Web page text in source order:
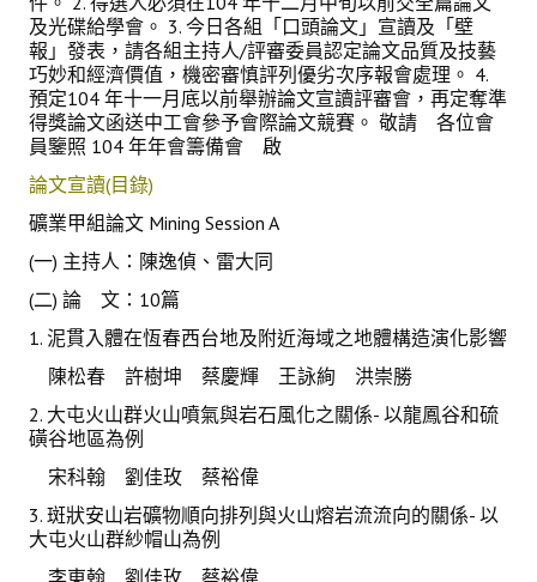
及光碟給學會。 3. 今日各組「口頭論文」宣讀及「壁
報」發表，請各組主持人/評審委員認定論文品質及技藝
巧妙和經濟價值，機密審慎評列優劣次序報會處理。 4.
預定104 年十一月底以前舉辦論文宣讀評審會，再定奪準
得獎論文函送中工會參予會際論文競賽。 敬請 各位會
員鑒照 104 年年會籌備會 啟
論文宣讀(目錄)
礦業甲組論文 Mining Session A
(一) 主持人：陳逸偵、雷大同
(二) 論 文：10篇
1. 泥貫入體在恆春西台地及附近海域之地體構造演化影響
陳松春 許樹坤 蔡慶輝 王詠絢 洪崇勝
2. 大屯火山群火山噴氣與岩石風化之關係- 以龍鳳谷和硫
磺谷地區為例
宋科翰 劉佳玫 蔡裕偉
3. 斑狀安山岩礦物順向排列與火山熔岩流流向的關係- 以
大屯火山群紗帽山為例
李東翰 劉佳玫 蔡裕偉